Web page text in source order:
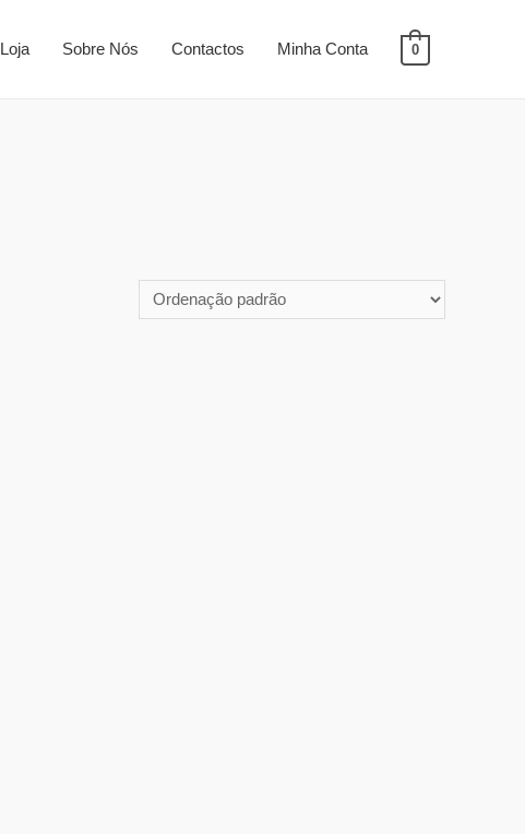
Loja Sobre Nós Contactos Minha Conta 0